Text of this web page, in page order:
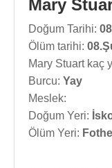
Mary
Doğum Tarihi:
Ölüm tarihi:
Mary Stuart kaç
Burcu: Yay
Meslek:
Doğum Yeri:
Ölüm Yeri: